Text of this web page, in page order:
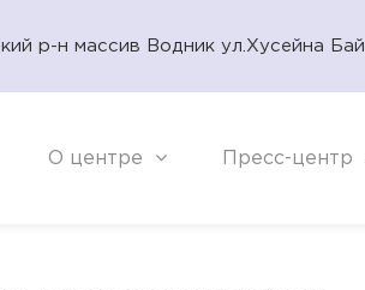
р-н массив Водник ул.Хусейна
О центре Пресс-центр